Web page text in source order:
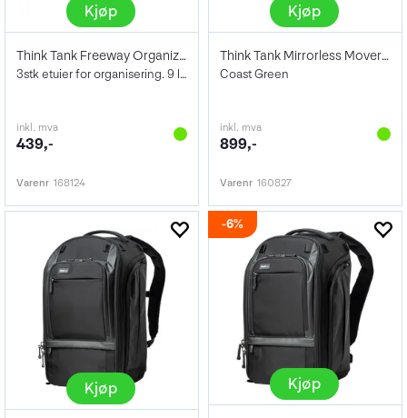
Kjøp
Think Tank Freeway Organizer Cubes 3 pc
3stk etuier for organisering. 9 liter x3
inkl. mva
439,-
Varenr 168124
Kjøp
Think Tank Mirrorless Mover 20 V2
Coast Green
inkl. mva
899,-
Varenr 160827
Kjøp
6%
Kjøp